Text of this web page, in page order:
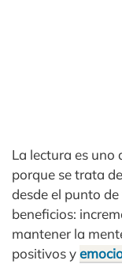
La lectura es uno
porque se trata
desde el punto
beneficios:
mantener la
positivos y